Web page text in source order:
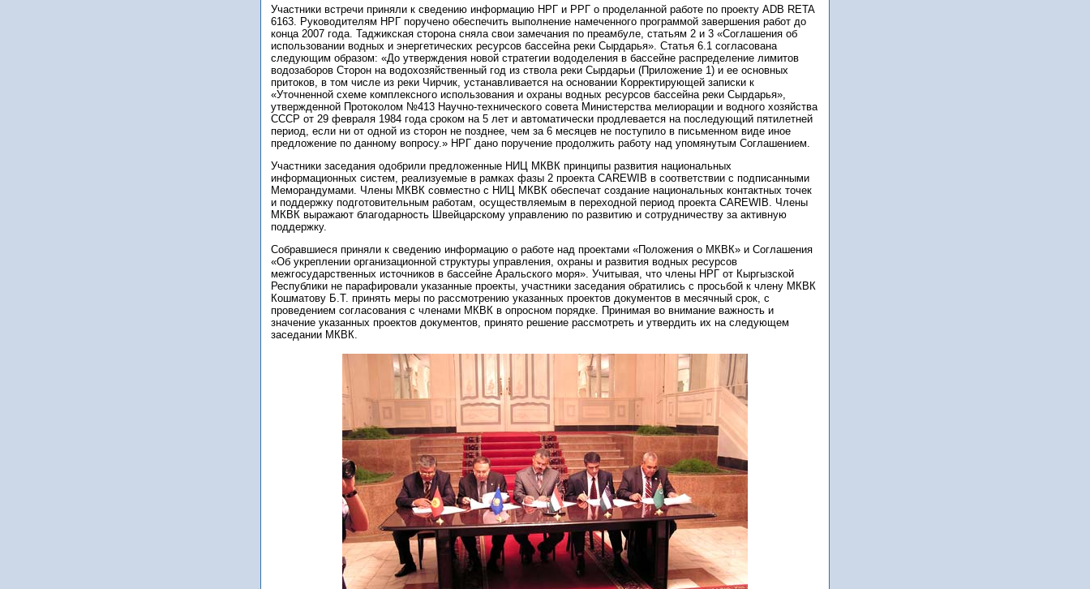
Участники встречи приняли к сведению информацию НРГ и РРГ о проделанной работе по проекту ADB RETA
6163. Руководителям НРГ поручено обеспечить выполнение намеченного программой завершения работ до
конца 2007 года. Таджикская сторона сняла свои замечания по преамбуле, статьям 2 и 3 «Соглашения об
использовании водных и энергетических ресурсов бассейна реки Сырдарья». Статья 6.1 согласована
следующим образом: «До утверждения новой стратегии вододеления в бассейне распределение лимитов
водозаборов Сторон на водохозяйственный год из ствола реки Сырдарьи (Приложение 1) и ее основных
притоков, в том числе из реки Чирчик, устанавливается на основании Корректирующей записки к
«Уточненной схеме комплексного использования и охраны водных ресурсов бассейна реки Сырдарья»,
утвержденной Протоколом №413 Научно-технического совета Министерства мелиорации и водного хозяйства
СССР от 29 февраля 1984 года сроком на 5 лет и автоматически продлевается на последующий пятилетней
период, если ни от одной из сторон не позднее, чем за 6 месяцев не поступило в письменном виде иное
предложение по данному вопросу.» НРГ дано поручение продолжить работу над упомянутым Соглашением.
Участники заседания одобрили предложенные НИЦ МКВК принципы развития национальных
информационных систем, реализуемые в рамках фазы 2 проекта CAREWIB в соответствии с подписанными
Меморандумами. Члены МКВК совместно с НИЦ МКВК обеспечат создание национальных контактных точек
и поддержку подготовительным работам, осуществляемым в переходной период проекта CAREWIB. Члены
МКВК выражают благодарность Швейцарскому управлению по развитию и сотрудничеству за активную
поддержку.
Собравшиеся приняли к сведению информацию о работе над проектами «Положения о МКВК» и Соглашения
«Об укреплении организационной структуры управления, охраны и развития водных ресурсов
межгосударственных источников в бассейне Аральского моря». Учитывая, что члены НРГ от Кыргызской
Республики не парафировали указанные проекты, участники заседания обратились с просьбой к члену МКВК
Кошматову Б.Т. принять меры по рассмотрению указанных проектов документов в месячный срок, с
проведением согласования с членами МКВК в опросном порядке. Принимая во внимание важность и
значение указанных проектов документов, принято решение рассмотреть и утвердить их на следующем
заседании МКВК.